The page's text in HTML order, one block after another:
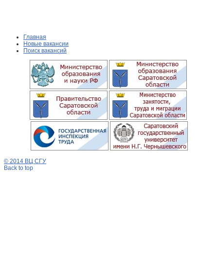
Главная
Новые вакансии
Поиск вакансий
© 2014 ВЦ СГУ
Back to top